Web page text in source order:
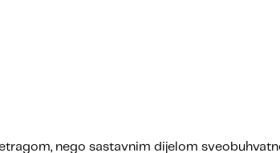
nego sastavnim dijelom